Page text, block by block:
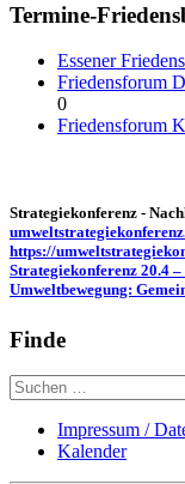
Termine-
Essener
Friedensforum
0
Friedensforum
Strategiekonferenz -
https://
Strategiekonferenz 20.4
Umweltbewegung:
Finde
Suche
nach:
Impressum /
Kalender